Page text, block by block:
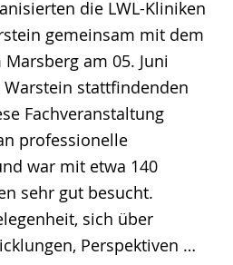
die LWL-Kliniken
gemeinsam mit dem
am 05. Juni
stattfindenden
Fachveranstaltung
professionelle
war mit etwa 140
sehr gut besucht.
sich über
Perspektiven …